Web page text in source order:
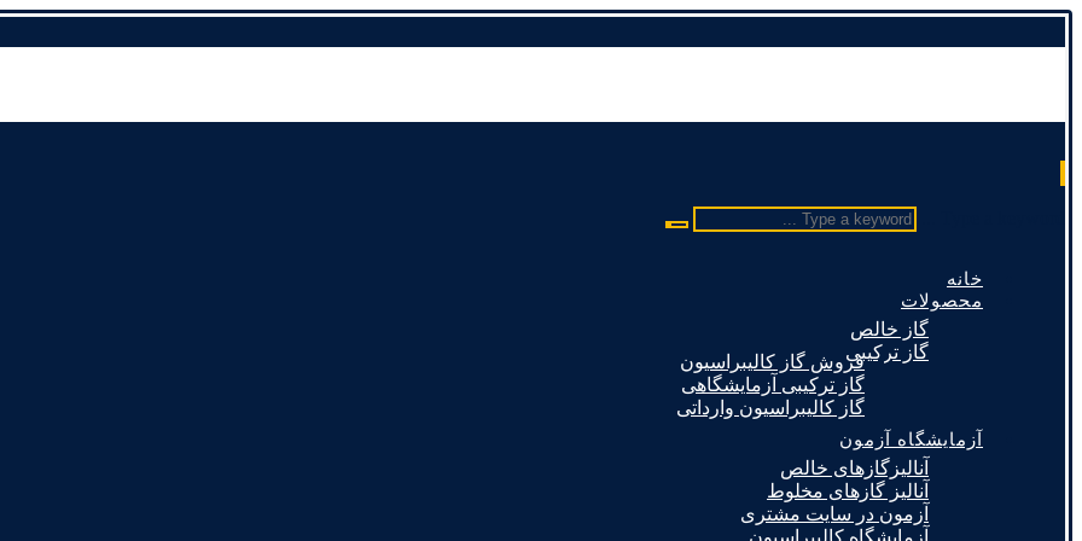
خانه
محصولات
گاز خالص
گاز ترکیبیفروش گاز کالیبراسیون
گاز ترکیبی آزمایشگاهی
گاز کالیبراسیون وارداتی
آزمایشگاه آزمون
آنالیزگازهای خالص
آنالیز گازهای مخلوط
آزمون در سایت مشتری
آزمایشگاه کالیبراسیون